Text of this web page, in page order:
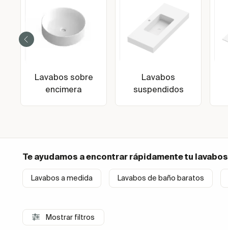
Lavabos sobre
encimera
Lavabos
suspendidos
Te ayudamos a encontrar rápidamente tu
Lavabos a medida Lavabos de baño baratos
Mostrar filtros